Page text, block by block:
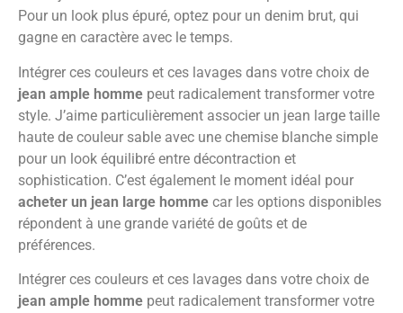
Pour un look plus épuré, optez pour un denim brut, qui
gagne en caractère avec le temps.
Intégrer ces couleurs et ces lavages dans votre choix de
jean ample homme peut radicalement transformer votre
style. J’aime particulièrement associer un jean large taille
haute de couleur sable avec une chemise blanche simple
pour un look équilibré entre décontraction et
sophistication. C’est également le moment idéal pour
acheter un jean large homme car les options disponibles
répondent à une grande variété de goûts et de
préférences.
Intégrer ces couleurs et ces lavages dans votre choix de
jean ample homme peut radicalement transformer votre